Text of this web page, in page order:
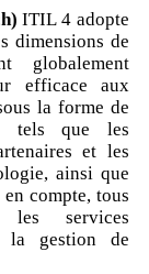
ITIL 4 adopte
dimensions de
globalement
efficace aux
la forme de
tels que les
et les
ainsi que
compte, tous
les services
la gestion de